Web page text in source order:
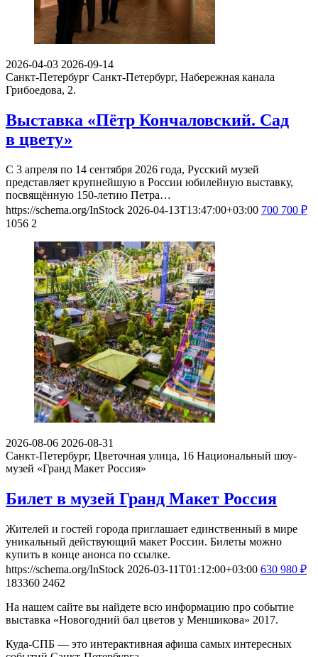
2026-04-03 2026-09-14
Санкт-Петербург Санкт-Петербург, Набережная канала
Грибоедова, 2.
Выставка «Пётр Кончаловский. Сад
в цвету»
С 3 апреля по 14 сентября 2026 года, Русский музей
представляет крупнейшую в России юбилейную выставку,
посвящённую 150-летию Петра…
https://schema.org/InStock 2026-04-13T13:47:00+03:00 700 700 ₽
1056 2
2026-08-06 2026-08-31
Санкт-Петербург, Цветочная улица, 16 Национальный шоу-
музей «Гранд Макет Россия»
Билет в музей Гранд Макет Россия
Жителей и гостей города приглашает единственный в мире
уникальный действующий макет России. Билеты можно
купить в конце анонса по ссылке.
https://schema.org/InStock 2026-03-11T01:12:00+03:00 630 980 ₽
183360 2462
На нашем сайте вы найдете всю информацию про событие
выставка «Новогодний бал цветов у Меншикова» 2017.
Куда-СПБ — это интерактивная афиша самых интересных